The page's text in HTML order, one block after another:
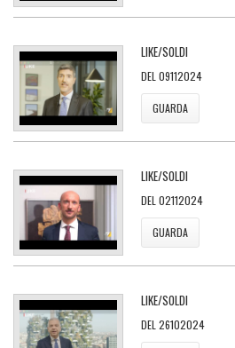
LIKE/SOLDI
DEL 09112024
GUARDA
LIKE/SOLDI
DEL 02112024
GUARDA
LIKE/SOLDI
DEL 26102024